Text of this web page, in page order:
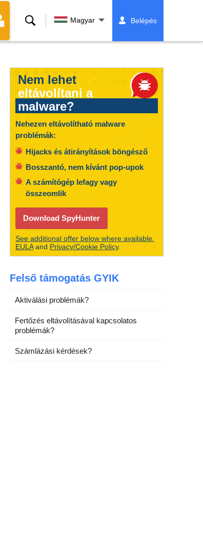
Keresés Magyar Belépés
Nem lehet
eltávolítani a
malware?
Nehezen eltávolítható malware
problémák:
Hijacks és átirányítások böngésző
Bosszantó, nem kívánt pop-upok
A számítógép lefagy vagy
összeomlik
Download SpyHunter
See additional offer below where available.
EULAand Privacy/Cookie Policy.
Felső támogatás GYIK
Aktiválási problémák?
Fertőzés eltávolításával kapcsolatos
problémák?
Számlázási kérdések?